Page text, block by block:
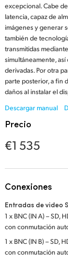
Italy
Japan
Korea
Mexico
New
Poland
Portugal
Singapore
South
excepcional. Cabe
latencia, capaz de
imágenes y generar
también de
transmitidas
simultáneamente, así
derivadas. Por otra
parte posterior, a fin
daños al instalar el
Descargar manual
Precio
€1 535
Conexiones
Entradas de video
1 x BNC (IN A) – SD,
con conmutación
1 x BNC (IN B) – SD,
con conmutación